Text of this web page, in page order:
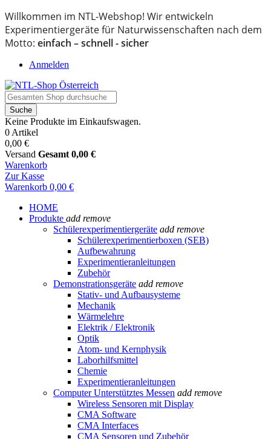
Willkommen im NTL-Webshop! Wir entwickeln
Experimentiergeräte für Naturwissenschaften nach dem
Motto: einfach – schnell - sicher
Anmelden
Suche
Keine Produkte im Einkaufswagen.
0 Artikel
0,00 €
Versand Gesamt 0,00 €
Warenkorb
Zur Kasse
Warenkorb 0,00 €
HOME
Produkte add remove
Schülerexperimentiergeräte add remove
Schülerexperimentierboxen (SEB)
Aufbewahrung
Experimentieranleitungen
Zubehör
Demonstrationsgeräte add remove
Stativ- und Aufbausysteme
Mechanik
Wärmelehre
Elektrik / Elektronik
Optik
Atom- und Kernphysik
Laborhilfsmittel
Chemie
Experimentieranleitungen
Computer Unterstütztes Messen add remove
Wireless Sensoren mit Display
CMA Software
CMA Interfaces
CMA Sensoren und Zubehör